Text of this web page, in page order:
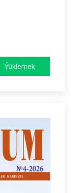
Ýüklemek